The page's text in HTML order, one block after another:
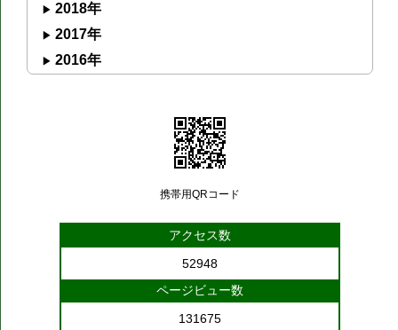
2018年
2017年
2016年
携帯用QRコード
アクセス数
52948
ページビュー数
131675